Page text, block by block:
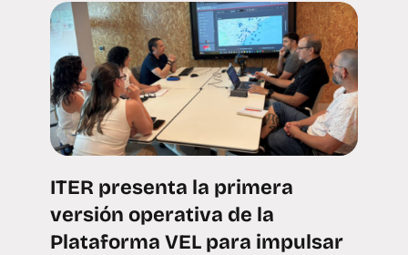
ITER presenta la primera
versión operativa de la
Plataforma VEL para impulsar